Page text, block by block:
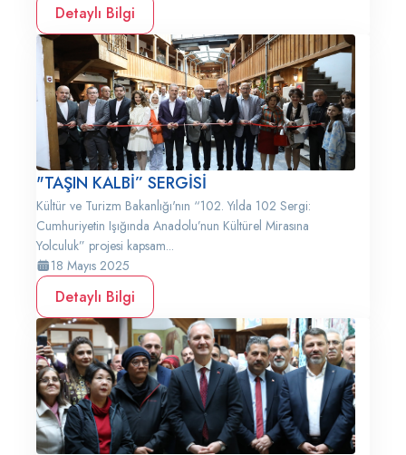
Detaylı Bilgi
"TAŞIN KALBİ” SERGİSİ
Kültür ve Turizm Bakanlığı'nın “102. Yılda 102 Sergi:
Cumhuriyetin Işığında Anadolu’nun Kültürel Mirasına
Yolculuk” projesi kapsam...
18 Mayıs 2025
Detaylı Bilgi